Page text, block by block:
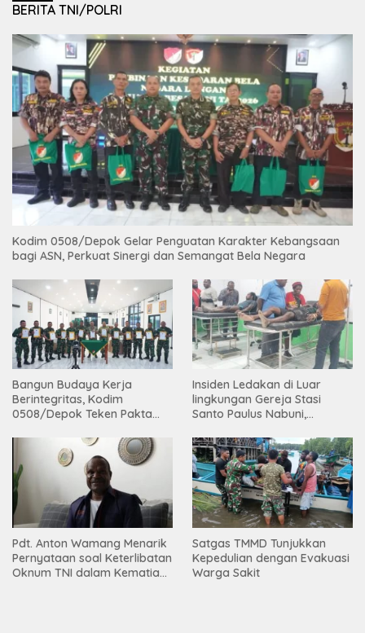
BERITA TNI/POLRI
Kodim 0508/Depok Gelar Penguatan Karakter Kebangsaan
bagi ASN, Perkuat Sinergi dan Semangat Bela Negara
Bangun Budaya Kerja
Berintegritas, Kodim
0508/Depok Teken Pakta
Insiden Ledakan di Luar
lingkungan Gereja Stasi
Santo Paulus Nabuni,
Pdt. Anton Wamang Menarik
Pernyataan soal Keterlibatan
Oknum TNI dalam Kematian
Satgas TMMD Tunjukkan
Kepedulian dengan Evakuasi
Warga Sakit